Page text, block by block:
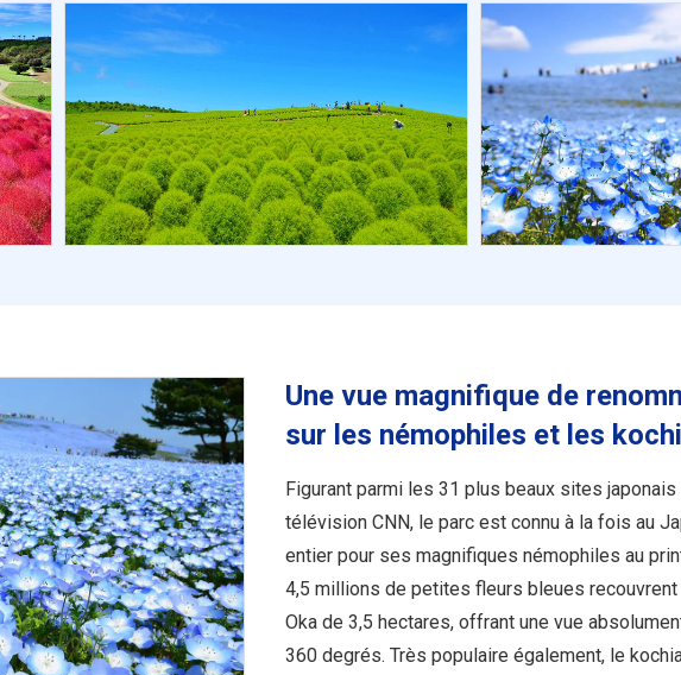
Une vue magnifique de
sur les némophiles et les
Figurant parmi les 31 plus beaux sites
télévision CNN, le parc est connu à la fois au
entier pour ses magnifiques némophiles au
4,5 millions de petites fleurs bleues
Oka de 3,5 hectares, offrant une vue
360 degrés. Très populaire également, le